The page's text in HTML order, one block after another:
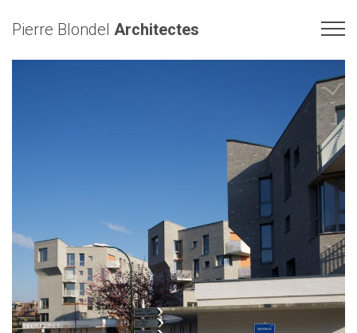
Pierre Blondel Architectes